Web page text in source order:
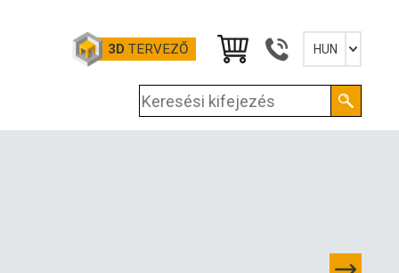
3D TERVEZŐ HUN
English